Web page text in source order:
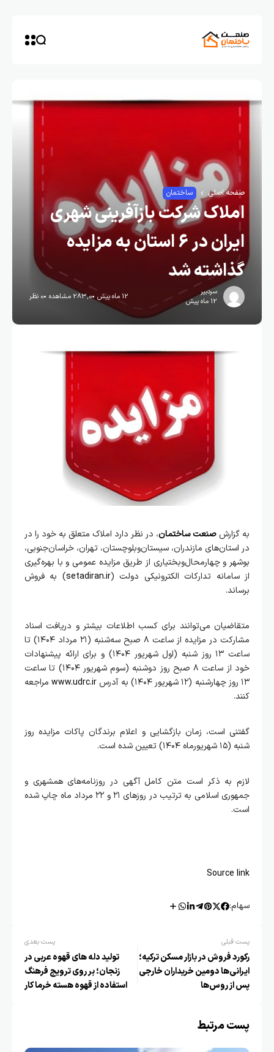
صفحه اصلی ساختمان
املاک شرکت بازآفرینی شهری
ایران در ۶ استان به مزایده
گذاشته شد
سردبیر
12 ماه پیش
12 ماه پیش 283,0 مشاهده 0 نظر
به گزارش صنعت ساختمان، در نظر دارد املاک متعلق به خود را در
در استان‌های مازندران، سیستان‌وبلوچستان، تهران، خراسان‌جنوبی،
بوشهر و چهارمحال‌وبختیاری از طریق مزایده عمومی و با بهره‌گیری
از سامانه تدارکات الکترونیکی دولت (setadiran.ir) به فروش
برساند.
متقاضیان می‌توانند برای کسب اطلاعات بیشتر و دریافت اسناد
مشارکت در مزایده از ساعت ۸ صبح سه‌شنبه (۲۱ مرداد ۱۴۰۴) تا
ساعت ۱۳ روز شنبه (اول شهریور ۱۴۰۴) و برای ارائه پیشنهادات
خود از ساعت ۸ صبح ‌روز دوشنبه (سوم شهریور ۱۴۰۴) تا ساعت
۱۳ روز چهارشنبه (۱۲ شهریور ۱۴۰۴) به آدرس
www.udrc.irمراجعه
کنند.
گفتنی است، زمان بازگشایی و اعلام برندگان پاکات مزایده روز
شنبه (۱۵ شهریورماه ۱۴۰۴) تعیین شده است.
لازم به ذکر است متن کامل آگهی در روزنامه‌های همشهری و
جمهوری اسلامی به ترتیب در روزهای ۲۱ و ۲۲ مرداد ماه چاپ شده
است.
Source link
سهام:
پست قبلی
رکورد فروش در بازار مسکن ترکیه؛
ایرانی‌ها دومین خریداران خارجی
پس از روس‌ها
پست بعدی
تولید دله های قهوه عربی در
زنجان؛ بر روی ترویج فرهنگ
استفاده از قهوه هسته خرما کار
پست مرتبط